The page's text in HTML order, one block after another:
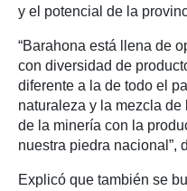
y el potencial de la
“Barahona está llena de
con diversidad de
diferente a la de todo el
naturaleza y la mezcla
de la minería con la
nuestra piedra nacional”,
Explicó que también se